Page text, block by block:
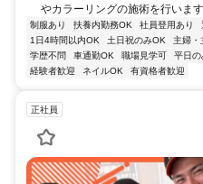
やカラーリングの施術を行いま
制服あり 扶養内勤務OK 社員登用あり
1日4時間以内OK
土日祝のみOK 主婦・
学歴不問
車通勤OK 職場見学可 平日の
経験者歓迎
ネイルOK 有資格者歓迎
正社員